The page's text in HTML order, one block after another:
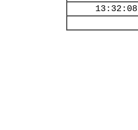
13:32:08